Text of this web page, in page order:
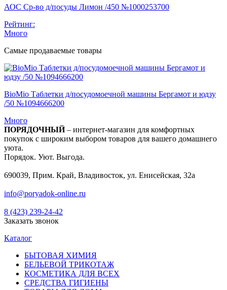
АОС Ср-во д/посуды Лимон /450 №1000253700
Рейтинг:
Много
Самые продаваемые товары
BioMio Таблетки д/посудомоечной машины Бергамот и юдзу
/50 №1094666200
Много
ПОРЯДОЧНЫЙ– интернет-магазин для комфортных
покупок с широким выбором товаров для вашего домашнего
уюта.
Порядок. Уют. Выгода.
690039, Прим. Край, Владивосток, ул. Енисейская, 32а
info@poryadok-online.ru
8 (423) 239-24-42
Заказать звонок
Каталог
БЫТОВАЯ ХИМИЯ
БЕЛЬЕВОЙ ТРИКОТАЖ
КОСМЕТИКА ДЛЯ ВСЕХ
СРЕДСТВА ГИГИЕНЫ